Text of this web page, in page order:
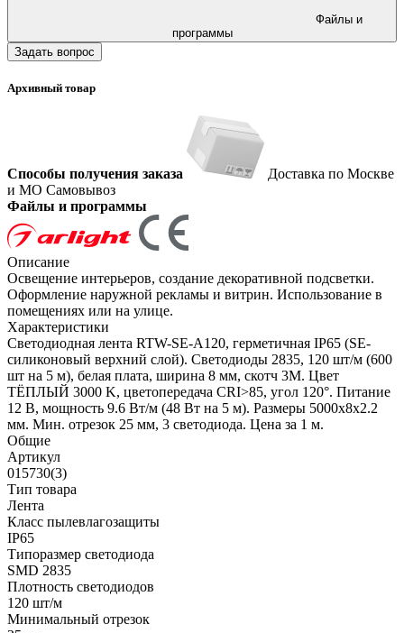
программы
Задать вопрос
Архивный товар
Способы получения заказа
Доставка по Москве
и МО Самовывоз
Файлы и программы
Описание
Освещение интерьеров, создание декоративной подсветки.
Оформление наружной рекламы и витрин. Использование в
помещениях или на улице.
Характеристики
Светодиодная лента RTW-SE-A120, герметичная IP65 (SE-
силиконовый верхний слой). Светодиоды 2835, 120 шт/м (600
шт на 5 м), белая плата, ширина 8 мм, скотч 3M. Цвет
ТЁПЛЫЙ 3000 K, цветопередача CRI>85, угол 120°. Питание
12 В, мощность 9.6 Вт/м (48 Вт на 5 м). Размеры 5000x8x2.2
мм. Мин. отрезок 25 мм, 3 светодиода. Цена за 1 м.
Общие
Артикул
015730(3)
Тип товара
Лента
Класс пылевлагозащиты
IP65
Типоразмер светодиода
SMD 2835
Плотность светодиодов
120 шт/м
Минимальный отрезок